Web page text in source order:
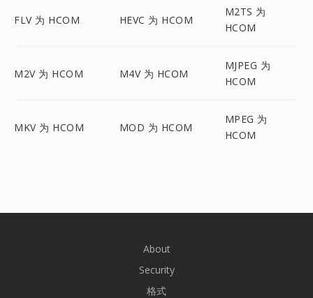
FLV 为 HCOM HEVC 为 HCOM
M2TS 为
HCOM
M2V 为 HCOM M4V 为 HCOM
MJPEG 为
HCOM
MKV 为 HCOM MOD 为 HCOM
MPEG 为
HCOM
About
Security
格式